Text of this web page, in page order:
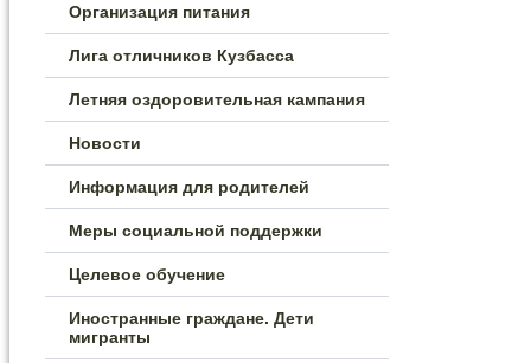
Организация питания
Лига отличников Кузбасса
Летняя оздоровительная кампания
Новости
Информация для родителей
Меры социальной поддержки
Целевое обучение
Иностранные граждане. Дети
мигранты